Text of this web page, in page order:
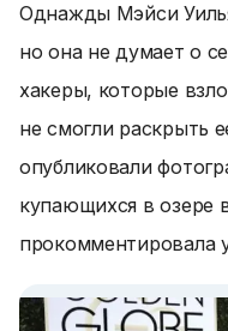
Однажды Мэйси
но она не думает о
хакеры, которые
не смогли раскрыть
опубликовали
купающихся в озере
прокомментировала